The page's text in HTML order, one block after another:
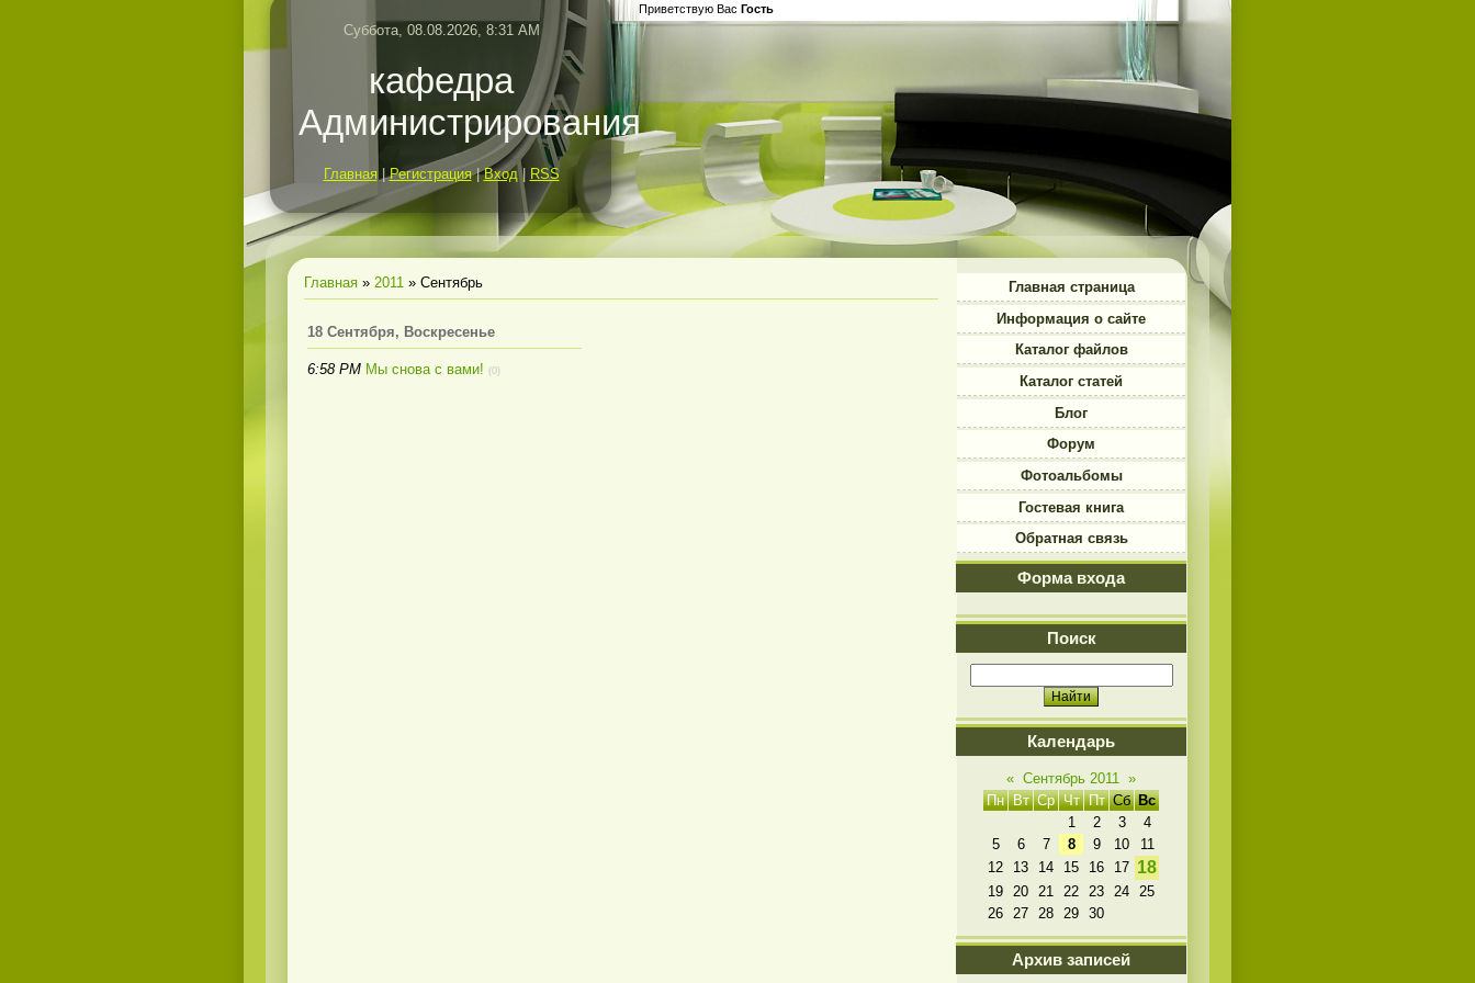
Суббота, 08.08.2026, 8:31 AM
кафедра
Администрирования
Главная |Регистрация|Вход| RSS
Приветствую Вас Гость
Главная » 2011 » Сентябрь
18 Сентября, Воскресенье
6:58 PM Мы снова с вами! (0)
Главная страница
Информация о сайте
Каталог файлов
Каталог статей
Блог
Форум
Фотоальбомы
Гостевая книга
Обратная связь
Форма входа
Поиск
Календарь
« Сентябрь 2011 »
Пн Вт Ср Чт Пт Сб Вс
1
2 3
4
5
6 7 8 9 10
11
12
13 14 15 16 17 18
19 20 21 22 23 24 25
26 27 28 29 30
Архив записей